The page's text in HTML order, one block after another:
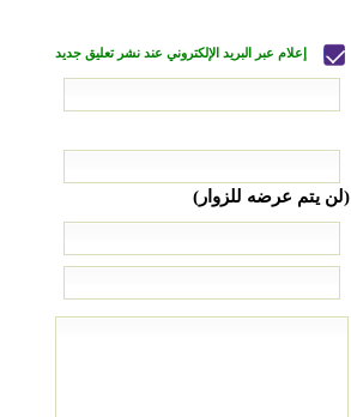
إعلام عبر البريد الإلكتروني عند نشر تعليق جديد
(لن يتم عرضه للزوار)